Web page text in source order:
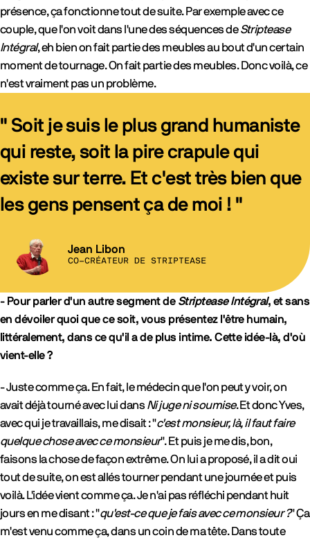
présence, ça fonctionne tout de suite. Par exemple avec ce
couple, que l'on voit dans l'une des séquences deStriptease
Intégral, eh bien on fait partie des meubles au bout d'un certain
moment de tournage. On fait partie des meubles. Donc voilà, ce
n'est vraiment pas un problème.
" Soit je suis le plus grand humaniste
qui reste, soit la pire crapule qui
existe sur terre. Et c'est très bien que
les gens pensent ça de moi ! "
Jean Libon
CO-CRÉATEUR DE STRIPTEASE
- Pour parler d'un autre segment de Striptease Intégral, et sans
en dévoiler quoi que ce soit, vous présentez l'être humain,
littéralement, dans ce qu'il a de plus intime. Cette idée-là, d'où
vient-elle ?
- Juste comme ça. En fait, le médecin que l'on peut y voir, on
avait déjà tourné avec lui dans Ni juge ni soumise. Et donc Yves,
avec qui je travaillais, me disait : "c'est monsieur, là, il faut faire
quelque chose avec ce monsieur". Et puis je me dis, bon,
faisons la chose de façon extrême. On lui a proposé, il a dit oui
tout de suite, on est allés tourner pendant une journée et puis
voilà. L'idée vient comme ça. Je n'ai pas réfléchi pendant huit
jours en me disant : "qu'est-ce que je fais avec ce monsieur ?" Ça
m'est venu comme ça, dans un coin de ma tête. Dans toute